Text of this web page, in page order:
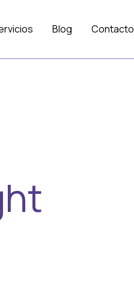
Blog Contacto